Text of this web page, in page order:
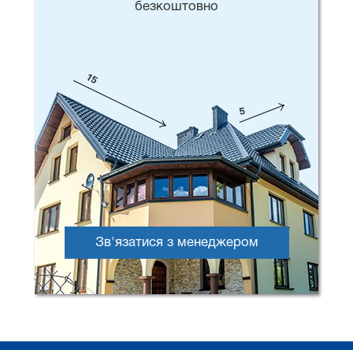
безкоштовно
Зв'язатися з менеджером